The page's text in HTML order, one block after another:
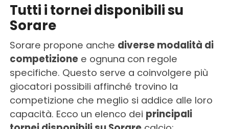
Tutti i tornei disponibili su
Sorare
Sorare propone anche diverse modalità di
competizionee ognuna con regole
specifiche. Questo serve a coinvolgere più
giocatori possibili affinché trovino la
competizione che meglio si addice alle loro
capacità. Ecco un elenco dei principali